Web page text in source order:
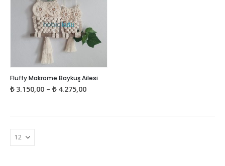
ürünün
birden
varyasyonu
var.
Seçenekler
Fluffy Makrome Baykuş Ailesi
₺3.150,00 – ₺4.275,00Fiyat
₺ 4.275,00